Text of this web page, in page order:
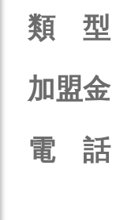
類 型
加盟金
電 話